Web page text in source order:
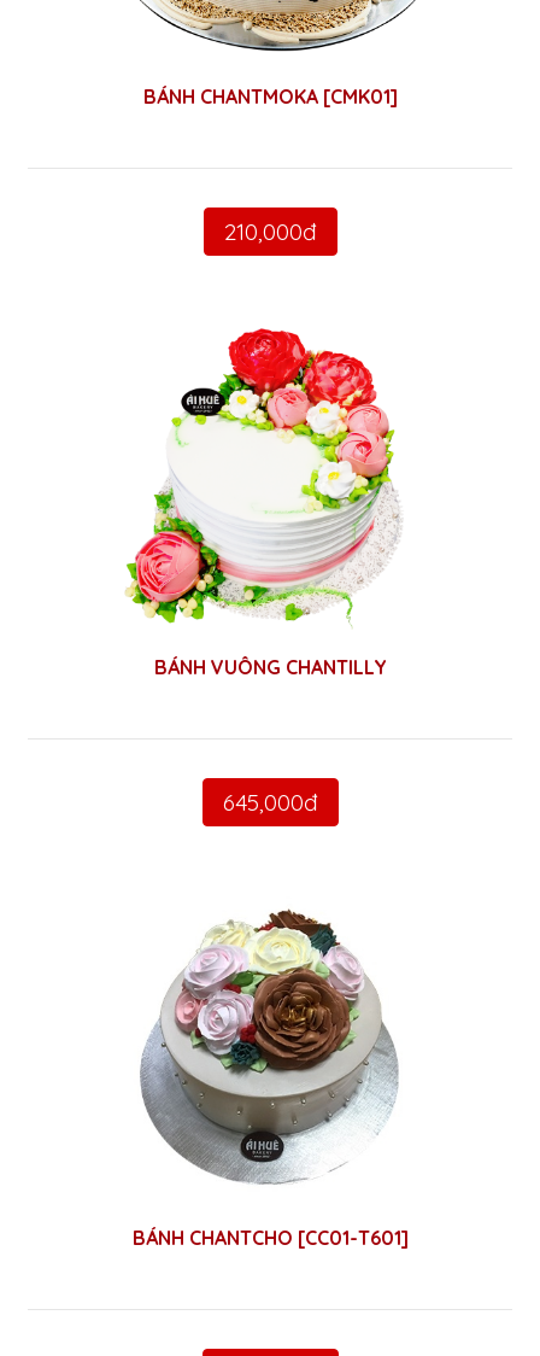
BÁNH CHANTMOKA [CMK01]
210,000đ
BÁNH VUÔNG CHANTILLY
645,000đ
BÁNH CHANTCHO [CC01-T601]